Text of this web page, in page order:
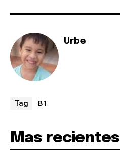
Urbe
Tag B1
Mas recientes